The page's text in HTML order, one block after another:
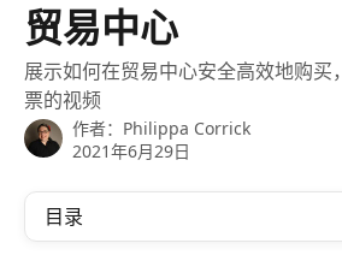
贸易中心
展示如何在贸易中心安全高效地购买
票的视频
作者： Philippa Corrick
2021年6月29日
目录